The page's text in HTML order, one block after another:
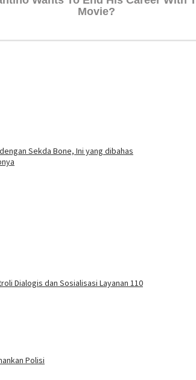
Sekda Bone, Ini yang dibahas
Dialogis dan Sosialisasi Layanan 110
Polisi